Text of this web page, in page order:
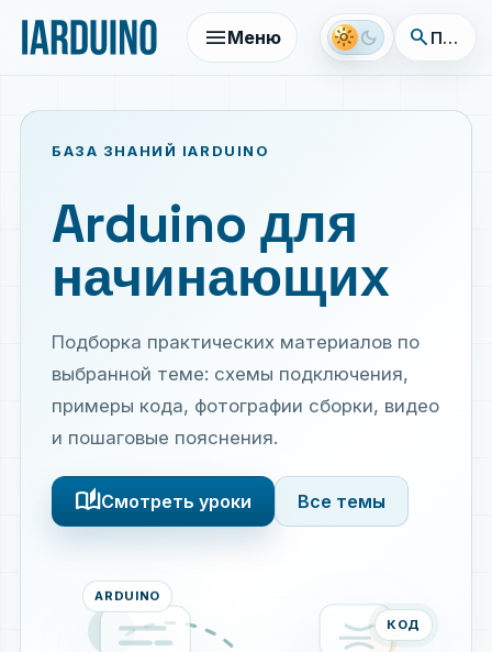
menuМеню light_mode dark_mode search Поиск
БАЗА ЗНАНИЙ IARDUINO
Arduino для
начинающих
Подборка практических материалов по
выбранной теме: схемы подключения,
примеры кода, фотографии сборки, видео
и пошаговые пояснения.
auto_storiesСмотреть уроки Все темы
ARDUINO
КОД